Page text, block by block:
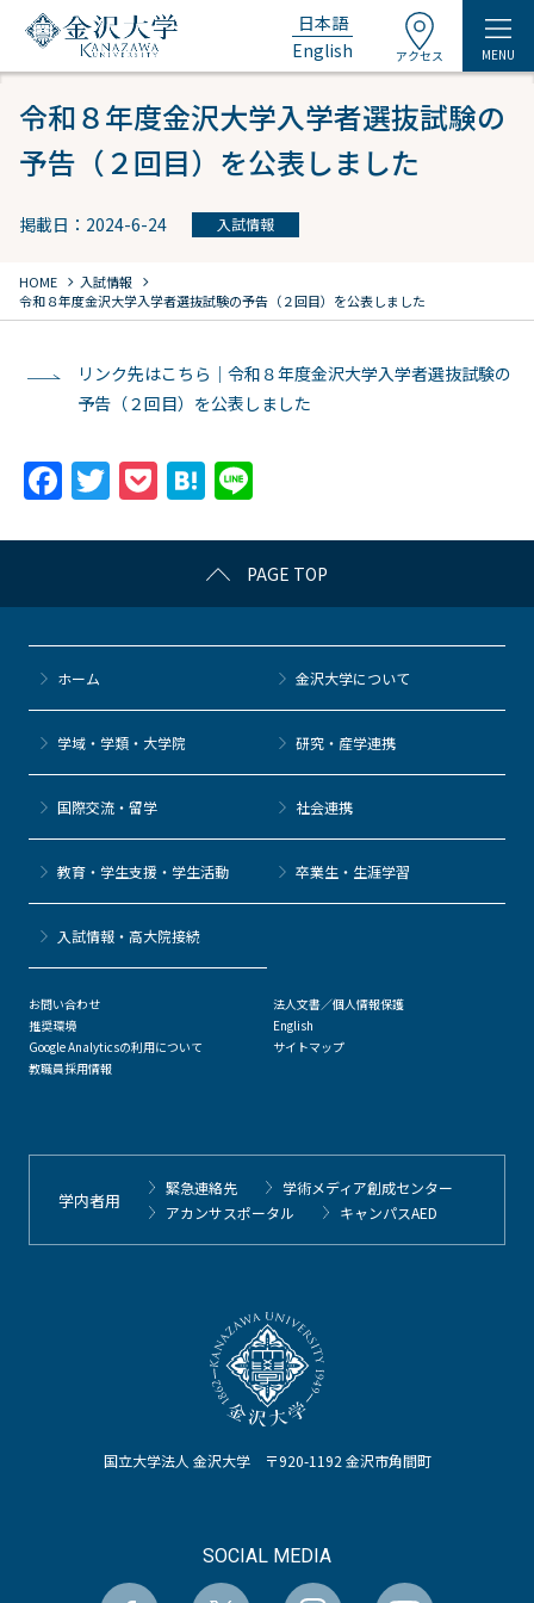
日本語
English
アクセス MENU
令和８年度金沢大学入学者選抜試験の
予告（２回目）を公表しました
掲載日：2024-6-24 入試情報
HOME chevron_right 入試情報 chevron_right
令和８年度金沢大学入学者選抜試験の予告（２回目）を公表しました
リンク先はこちら｜令和８年度金沢大学入学者選抜試験の
予告（２回目）を公表しました
F
c
e
b
o
o
k
T
itt
er
P
c
k
et
H
e
n
a
e
PAGE TOP
国立大学法人 金沢大学 〒920-1192 金沢市角間町
SOCIAL MEDIA
ホーム 金沢大学について
学域・学類・大学院 研究・産学連携
国際交流・留学 社会連携
教育・学生支援・学生活動 卒業生・生涯学習
⼊試情報・高大院接続
お問い合わせ
推奨環境
Google Analyticsの利用について
教職員採用情報
法人文書／個人情報保護
English
サイトマップ
学内者用
緊急連絡先
学術メディア創成センター
アカンサスポータル
キャンパスAED